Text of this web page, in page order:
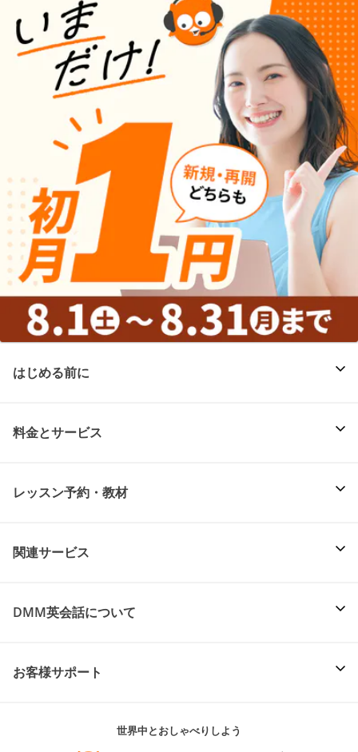
はじめる前に
料金とサービス
レッスン予約・教材
関連サービス
DMM英会話について
お客様サポート
世界中とおしゃべりしよう